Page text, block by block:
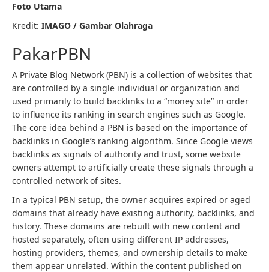
Foto Utama
Kredit: IMAGO / Gambar Olahraga
PakarPBN
A Private Blog Network (PBN) is a collection of websites that
are controlled by a single individual or organization and
used primarily to build backlinks to a “money site” in order
to influence its ranking in search engines such as Google.
The core idea behind a PBN is based on the importance of
backlinks in Google’s ranking algorithm. Since Google views
backlinks as signals of authority and trust, some website
owners attempt to artificially create these signals through a
controlled network of sites.
In a typical PBN setup, the owner acquires expired or aged
domains that already have existing authority, backlinks, and
history. These domains are rebuilt with new content and
hosted separately, often using different IP addresses,
hosting providers, themes, and ownership details to make
them appear unrelated. Within the content published on